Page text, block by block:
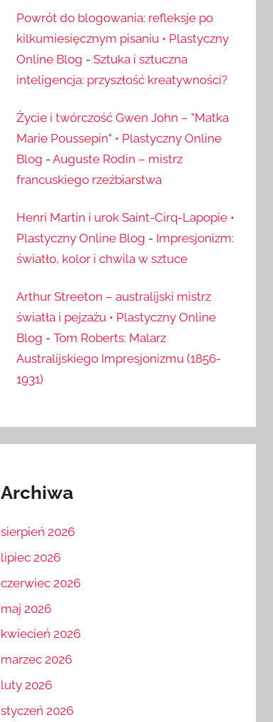
Powrót do blogowania: refleksje po
kilkumiesięcznym pisaniu • Plastyczny
Online Blog - Sztuka i sztuczna
inteligencja: przyszłość kreatywności?
Życie i twórczość Gwen John – "Matka
Marie Poussepin" • Plastyczny Online
Blog - Auguste Rodin – mistrz
francuskiego rzeźbiarstwa
Henri Martin i urok Saint-Cirq-Lapopie •
Plastyczny Online Blog - Impresjonizm:
światło, kolor i chwila w sztuce
Arthur Streeton – australijski mistrz
światła i pejzażu • Plastyczny Online
Blog - Tom Roberts: Malarz
Australijskiego Impresjonizmu (1856-
1931)
Archiwa
sierpień 2026
lipiec 2026
czerwiec 2026
maj 2026
kwiecień 2026
marzec 2026
luty 2026
styczeń 2026